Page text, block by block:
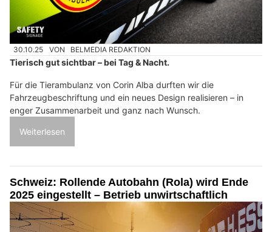
30.10.25 VON BELMEDIA REDAKTION
Tierisch gut sichtbar – bei Tag & Nacht.
Für die Tierambulanz von Corin Alba durften wir die
Fahrzeugbeschriftung und ein neues Design realisieren – in
enger Zusammenarbeit und ganz nach Wunsch.
Weiterlesen
Schweiz: Rollende Autobahn (Rola) wird Ende
2025 eingestellt – Betrieb unwirtschaftlich